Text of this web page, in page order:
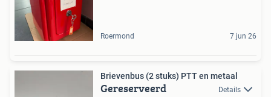
Roermond 7 jun 26
Brievenbus (2 stuks) PTT en metaal
Gereserveerd Details